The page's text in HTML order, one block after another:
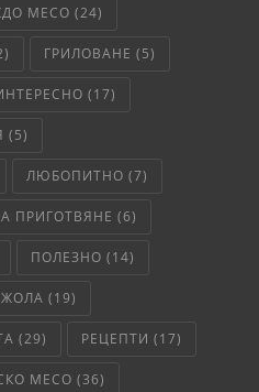
МЕСО (24)
ГРИЛОВАНЕ (5)
(17)
(5)
ЛЮБОПИТНО (7)
ПРИГОТВЯНЕ (6)
ПОЛЕЗНО (14)
(19)
(29) РЕЦЕПТИ (17)
МЕСО (36)